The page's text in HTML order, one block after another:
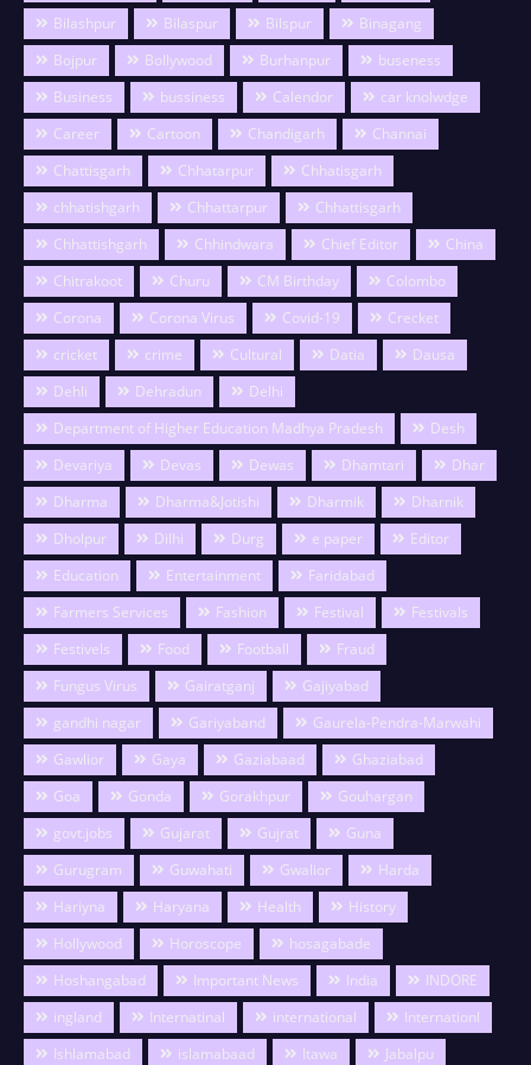
Bilashpur
Bilaspur Bilspur
Binagang
Bojpur
Bollywood Burhanpur
buseness
Business
bussiness Calendor
car knolwdge
Career
Cartoon Chandigarh
Channai
Chattisgarh
Chhatarpur
Chhatisgarh
chhatishgarh
Chhattarpur
Chhattisgarh
Chhattishgarh
Chhindwara Chief Editor
China
Chitrakoot
Churu CM Birthday
Colombo
Corona
Corona Virus Covid-19
Crecket
cricket
crime Cultural Datia
Dausa
Dehli
Dehradun
Delhi
Department of Higher Education Madhya Pradesh
Desh
Devariya
Devas Dewas Dhamtari
Dhar
Dharma
Dharma&Jotishi Dharmik
Dharnik
Dholpur
Dilhi Durg e paper
Editor
Education
Entertainment
Faridabad
Farmers Services
Fashion Festival
Festivals
Festivels
Food Football
Fraud
Fungus Virus
Gairatganj
Gajiyabad
gandhi nagar
Gariyaband
Gaurela-Pendra-Marwahi
Gawlior
Gaya Gaziabaad
Ghaziabad
Goa
Gonda Gorakhpur
Gouhargan
govt.jobs
Gujarat Gujrat
Guna
Gurugram
Guwahati Gwalior
Harda
Hariyna
Haryana Health
History
Hollywood
Horoscope
hosagabade
Hoshangabad
Important News India
INDORE
ingland
Internatinal international
Internationl
Ishlamabad
islamabaad Itawa
Jabalpu